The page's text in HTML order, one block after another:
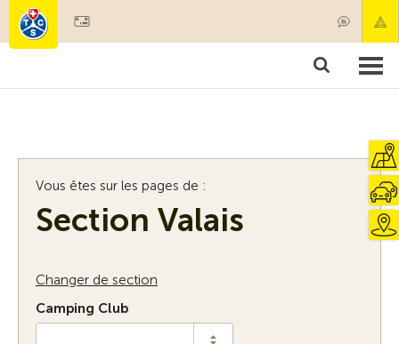
Membres & prestations
Vous êtes sur les pages de :
Section Valais
Changer de section
Camping Club